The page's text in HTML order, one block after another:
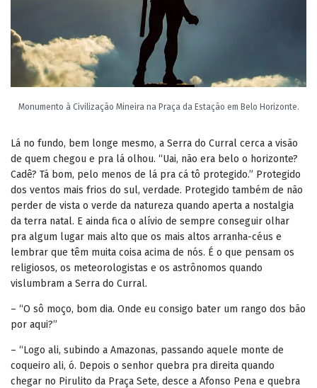
Monumento à Civilização Mineira na Praça da Estação em Belo Horizonte.
Lá no fundo, bem longe mesmo, a Serra do Curral cerca a visão
de quem chegou e pra lá olhou. “Uai, não era belo o horizonte?
Cadê? Tá bom, pelo menos de lá pra cá tô protegido.” Protegido
dos ventos mais frios do sul, verdade. Protegido também de não
perder de vista o verde da natureza quando aperta a nostalgia
da terra natal. E ainda fica o alívio de sempre conseguir olhar
pra algum lugar mais alto que os mais altos arranha-céus e
lembrar que têm muita coisa acima de nós. É o que pensam os
religiosos, os meteorologistas e os astrônomos quando
vislumbram a Serra do Curral.
– “O sô moço, bom dia. Onde eu consigo bater um rango dos bão
por aqui?”
– “Logo ali, subindo a Amazonas, passando aquele monte de
coqueiro ali, ó. Depois o senhor quebra pra direita quando
chegar no Pirulito da Praça Sete, desce a Afonso Pena e quebra